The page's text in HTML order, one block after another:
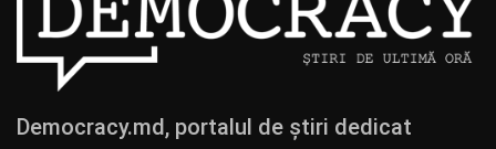
Democracy.md, portalul de știri dedicat